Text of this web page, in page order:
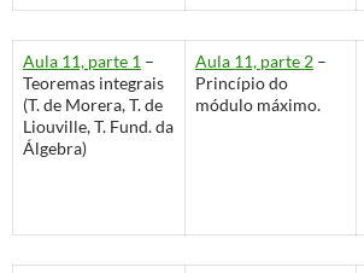
Aula 11, parte 1 –
Teoremas integrais
(T. de Morera, T. de
Liouville, T. Fund. da
Álgebra)
Aula 11, parte 2 –
Princípio do
módulo máximo.